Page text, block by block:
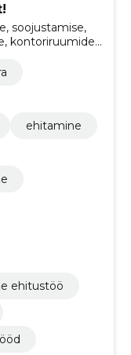
soojustamise,
kontoriruumide
ehitamine
ehitustöö